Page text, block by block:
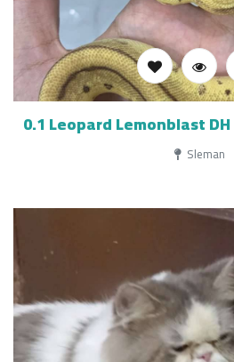
0.1 Leopard Lemonblast
Sleman